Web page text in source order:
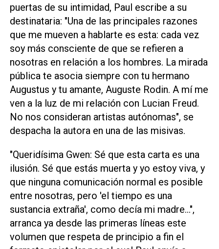
puertas de su intimidad, Paul escribe a su
destinataria: "Una de las principales razones
que me mueven a hablarte es esta: cada vez
soy más consciente de que se refieren a
nosotras en relación a los hombres. La mirada
pública te asocia siempre con tu hermano
Augustus y tu amante, Auguste Rodin. A mí me
ven a la luz de mi relación con Lucian Freud.
No nos consideran artistas autónomas", se
despacha la autora en una de las misivas.
"Queridísima Gwen: Sé que esta carta es una
ilusión. Sé que estás muerta y yo estoy viva, y
que ninguna comunicación normal es posible
entre nosotras, pero 'el tiempo es una
sustancia extraña', como decía mi madre...",
arranca ya desde las primeras líneas este
volumen que respeta de principio a fin el